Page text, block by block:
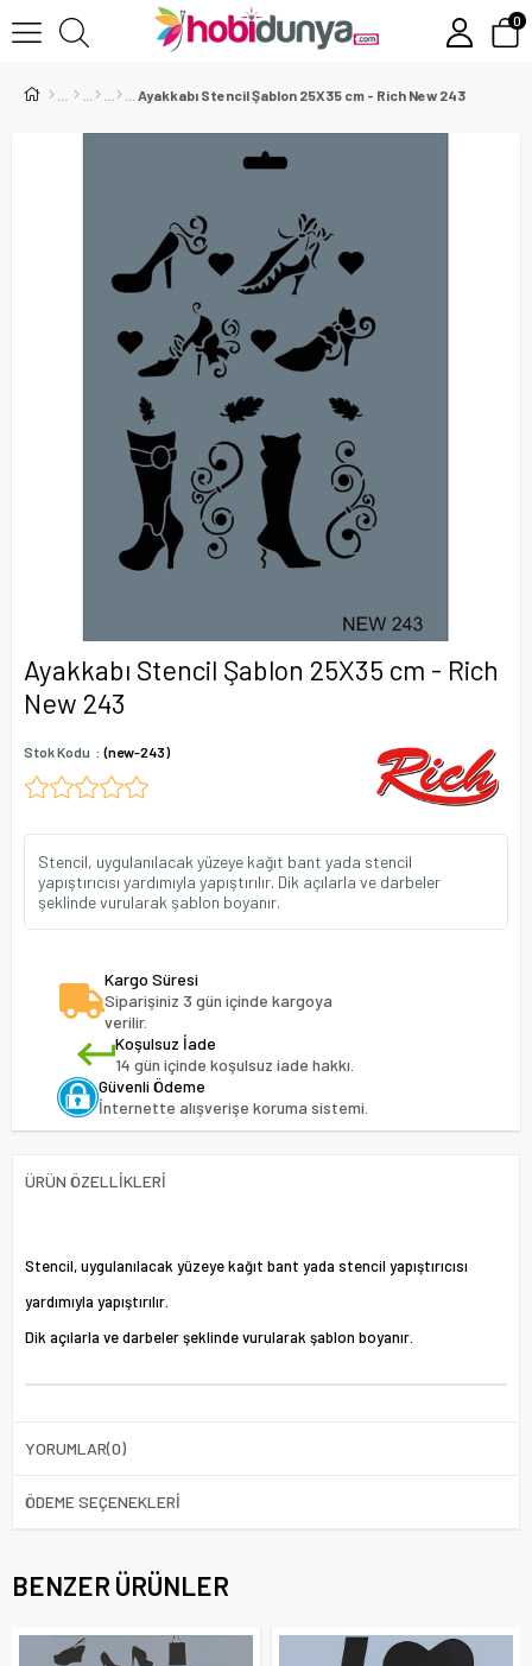
0
Ayakkabı Stencil Şablon 25X35 cm - Rich New 243
Ayakkabı Stencil Şablon 25X35 cm - Rich
New 243
Stok Kodu (new-243)
Stencil, uygulanılacak yüzeye kağıt bant yada stencil
yapıştırıcısı yardımıyla yapıştırılır. Dik açılarla ve darbeler
şeklinde vurularak şablon boyanır.
Kargo Süresi
Siparişiniz 3 gün içinde kargoya
verilir.
Koşulsuz İade
14 gün içinde koşulsuz iade hakkı.
Güvenli Ödeme
İnternette alışverişe koruma sistemi.
ÜRÜN ÖZELLIKLERI
Stencil, uygulanılacak yüzeye kağıt bant yada stencil yapıştırıcısı
yardımıyla yapıştırılır.
Dik açılarla ve darbeler şeklinde vurularak şablon boyanır.
YORUMLAR(0)
ÖDEME SEÇENEKLERI
BENZER ÜRÜNLER